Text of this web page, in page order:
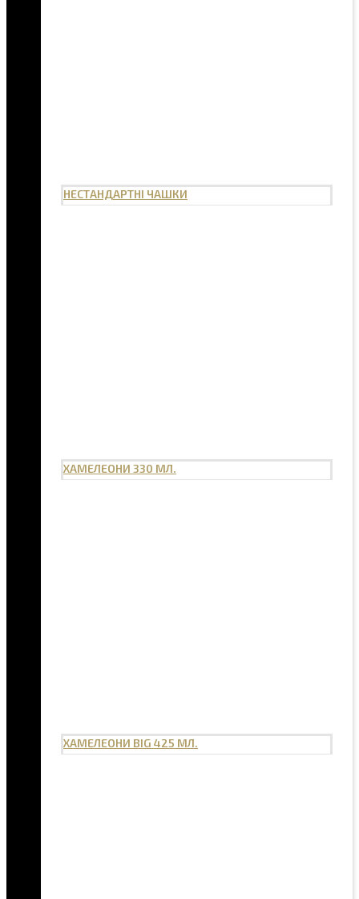
НЕСТАНДАРТНІ ЧАШКИ
ХАМЕЛЕОНИ 330 МЛ.
ХАМЕЛЕОНИ BIG 425 МЛ.